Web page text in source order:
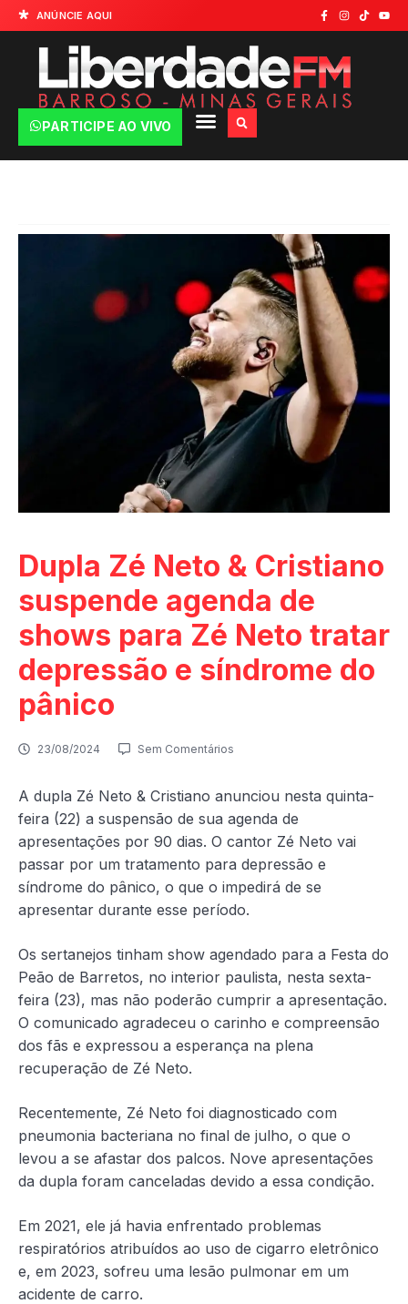
ANÚNCIE AQUI
PARTICIPE AO VIVO
Dupla Zé Neto & Cristiano
suspende agenda de
shows para Zé Neto tratar
depressão e síndrome do
pânico
23/08/2024 Sem Comentários
A dupla Zé Neto & Cristiano anunciou nesta quinta-
feira (22) a suspensão de sua agenda de
apresentações por 90 dias. O cantor Zé Neto vai
passar por um tratamento para depressão e
síndrome do pânico, o que o impedirá de se
apresentar durante esse período.
Os sertanejos tinham show agendado para a Festa do
Peão de Barretos, no interior paulista, nesta sexta-
feira (23), mas não poderão cumprir a apresentação.
O comunicado agradeceu o carinho e compreensão
dos fãs e expressou a esperança na plena
recuperação de Zé Neto.
Recentemente, Zé Neto foi diagnosticado com
pneumonia bacteriana no final de julho, o que o
levou a se afastar dos palcos. Nove apresentações
da dupla foram canceladas devido a essa condição.
Em 2021, ele já havia enfrentado problemas
respiratórios atribuídos ao uso de cigarro eletrônico
e, em 2023, sofreu uma lesão pulmonar em um
acidente de carro.